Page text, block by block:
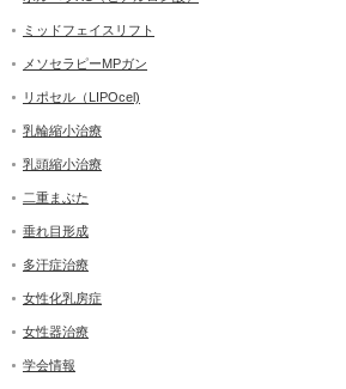
ミッドフェイスリフト
メソセラピーMPガン
リポセル（LIPOcel)
乳輪縮小治療
乳頭縮小治療
二重まぶた
垂れ目形成
多汗症治療
女性化乳房症
女性器治療
学会情報